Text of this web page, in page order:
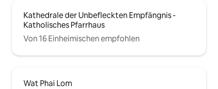
Kathedrale der Unbefleckten Empfängnis -
Katholisches Pfarrhaus
Von 16 Einheimischen empfohlen
Wat Phai Lom